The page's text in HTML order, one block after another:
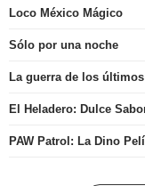
Loco México Mágico
Sólo por una noche
La guerra de los últimos
El Heladero: Dulce
PAW Patrol: La Dino